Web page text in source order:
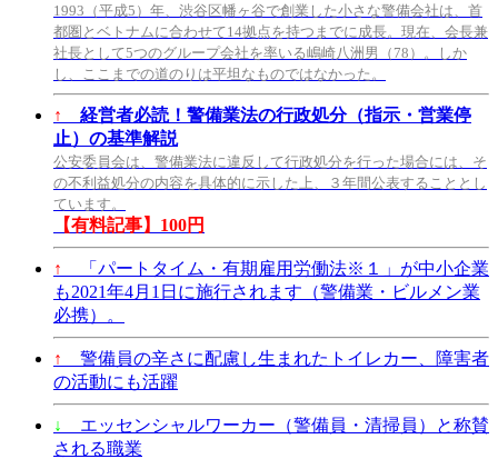
1993（平成5）年、渋谷区幡ヶ谷で創業した小さな警備会社は、首
都圏とベトナムに合わせて14拠点を持つまでに成長。現在、会長兼
社長として5つのグループ会社を率いる嶋崎八洲男（78）。しか
し、ここまでの道のりは平坦なものではなかった。
↑
経営者必読！警備業法の行政処分（指示・営業停
止）の基準解説
公安委員会は、警備業法に違反して行政処分を行った場合には、そ
の不利益処分の内容を具体的に示した上、３年間公表することとし
ています。
【有料記事】100円
↑
「パートタイム・有期雇用労働法※１」が中小企業
も2021年4月1日に施行されます（警備業・ビルメン業
必携）。
↑
警備員の辛さに配慮し生まれたトイレカー、障害者
の活動にも活躍
↓
エッセンシャルワーカー（警備員・清掃員）と称賛
される職業